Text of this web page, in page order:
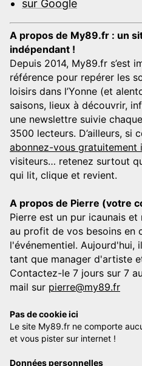
sur Google
A propos de My89.fr : un
indépendant !
Depuis 2014, My89.fr s’est
référence pour repérer les
loisirs dans l’Yonne (et
saisons, lieux à découvrir,
une newslettre suivie
3500 lecteurs. D’ailleurs, si
abonnez-vous gratuitement
visiteurs… retenez surtout
qui lit, clique et revient.
A propos de Pierre (votre
Pierre est un pur icaunais
au profit de vos besoins en
l'événementiel. Aujourd'hui,
tant que manager d'artiste
Contactez-le 7 jours sur 7
mail sur pierre@my89.fr
Pas de cookie ici
Le site My89.fr ne comporte
et vous pister sur internet !
Données personnelles